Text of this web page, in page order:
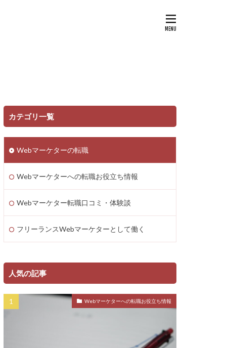
カテゴリ一覧
Webマーケターの転職
Webマーケターへの転職お役立ち情報
Webマーケター転職口コミ・体験談
フリーランスWebマーケターとして働く
人気の記事
Webマーケターへの転職お役立ち情報